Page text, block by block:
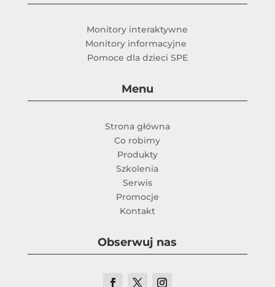
Monitory interaktywne
Monitory informacyjne
Pomoce dla dzieci SPE
Menu
Strona główna
Co robimy
Produkty
Szkolenia
Serwis
Promocje
Kontakt
Obserwuj nas